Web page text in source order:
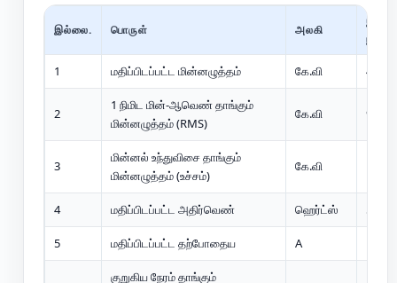
இல்லை. பொருள் அலகி
1 மதிப்பிடப்பட்ட மின்னழுத்தம் கே.வி 40.5
2
1 நிமிட மின்-ஆவெண் தாங்கும்
மின்னழுத்தம் (RMS)
கே.வி 95
3
மின்னல் உந்துவிசை தாங்கும்
மின்னழுத்தம் (உச்சம்)
கே.வி
4 மதிப்பிடப்பட்ட அதிர்வெண் ஹெர்ட்ஸ் 50
5 மதிப்பிடப்பட்ட தற்போதைய A
குறுகிய நேரம் தாங்கும்